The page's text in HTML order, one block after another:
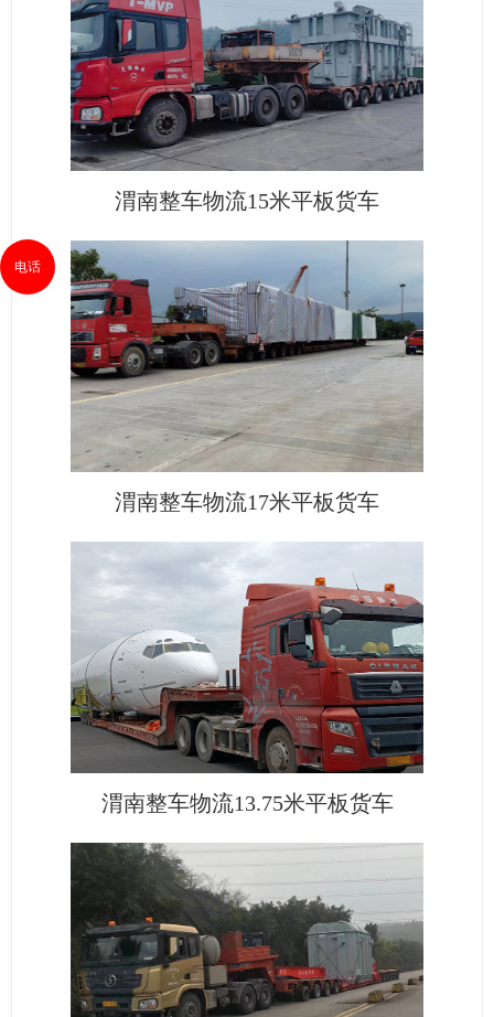
渭南整车物流15米平板货车
渭南整车物流17米平板货车
渭南整车物流13.75米平板货车
电话